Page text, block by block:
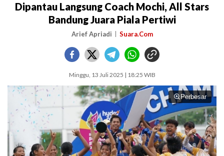
Dipantau Langsung Coach Mochi, All Stars
Bandung Juara Piala Pertiwi
Arief Apriadi Suara.Com
Minggu, 13 Juli 2025 | 18:25 WIB
Perbesar